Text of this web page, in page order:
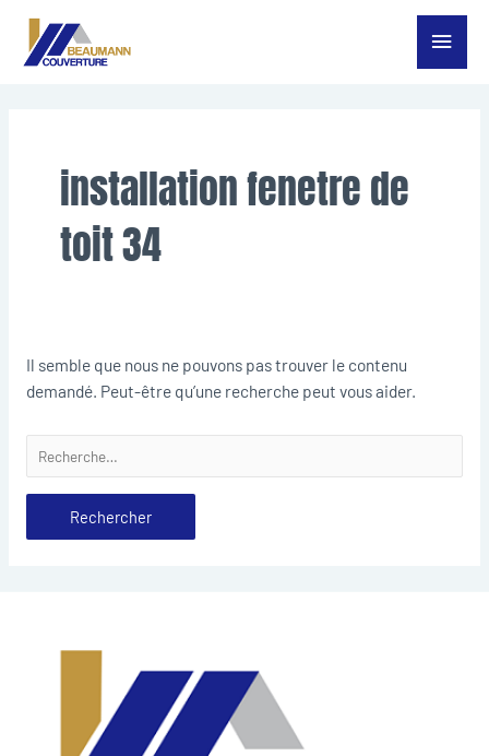
Aller
Menu
installation fenetre de
toit 34
Il semble que nous ne pouvons pas trouver le contenu
demandé. Peut-être qu’une recherche peut vous aider.